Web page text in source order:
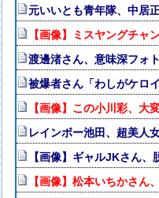
元いいとも青年隊、中居
【画像】ミスヤングチャ
渡邊渚さん、意味深フォ
被爆者さん「わしがケロ
【画像】この小川彩、大
レインボー池田、超美人
【画像】ギャルJKさん
【画像】松本いちかさ